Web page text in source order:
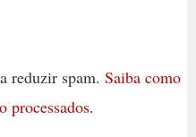
reduzir spam. Saiba como
processados.